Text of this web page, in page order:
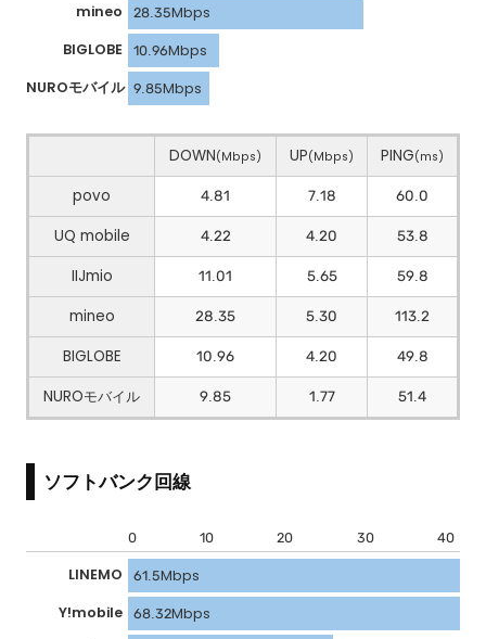
mineo
28.35Mbps
BIGLOBE 10.96Mbps
NUROモバイル 9.85Mbps
DOWN(Mbps) UP(Mbps) PING(ms)
povo 4.81 7.18
60.0
UQ mobile
4.22 4.20
53.8
IIJmio
11.01 5.65
59.8
mineo
28.35 5.30
113.2
BIGLOBE
10.96 4.20
49.8
NUROモバイル
9.85 1.77 51.4
ソフトバンク回線
0 10 20 30
40
LINEMO
61.5Mbps
Y!mobile 68.32Mbps